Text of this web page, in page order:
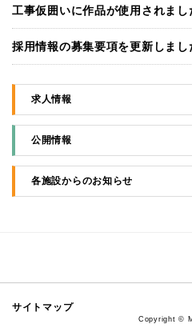
工事仮囲いに作品が使用されまし
採用情報の募集要項を更新しまし
求人情報
公開情報
各施設からのお知らせ
サイトマップ
Copyright ©